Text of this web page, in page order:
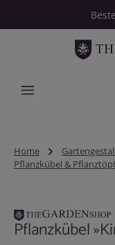
Zum Hauptinhalt
Home
Pflanzkübel &
Pflanzkübel